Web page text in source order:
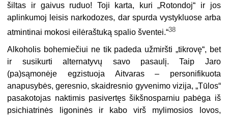
šiltas ir gaivus ruduo! Toji karta, kuri „Rotondoj“ ir jos
aplinkumoj leisis narkodozes, dar spurda vystyk­luose arba
atmintinai mokosi eilėraštuką spalio šventei.“38
Alkoholis bohemiečiui ne tik padeda užmiršti „tikrovę“, bet
ir susikurti alter­natyvų savo pasaulį. Taip Jaro
(pa)sąmonėje egzistuoja Aitvaras – personifikuo­ta
anapusybės, geresnio, skaidresnio gyvenimo vizija, „Tūlos“
pasakotojas nak­timis pasivertęs šikšnosparniu pabėga iš
psichiatrinės ligoninės ir kabo virš mylimosios lovos,